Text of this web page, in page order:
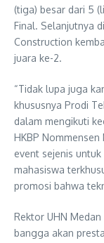
(tiga) besar dari 5
Final. Selanjutnya
Construction
juara ke-2.
“Tidak lupa juga
khususnya Prodi
dalam mengikuti
HKBP
event sejenis
mahasiswa
promosi bahwa
Rektor UHN
bangga akan